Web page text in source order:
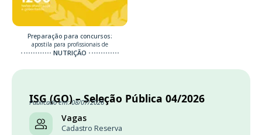
Preparação para concursos:
apostila para profissionais de
NUTRIÇÃO
ISG (GO) – Seleção Pública 04/2026
Publicado em: 08/07/2026
Vagas
Cadastro Reserva